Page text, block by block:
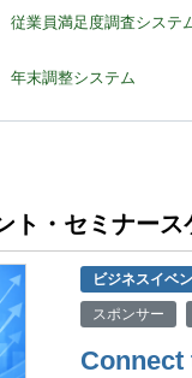
従業員満足度調査システ
年末調整システム
ト・セミナー
ビジネスイベ
スポンサー
Connect